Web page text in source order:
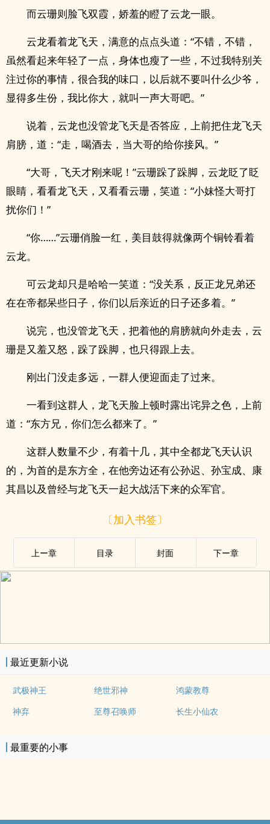
而云珊则脸飞双霞，娇羞的瞪了云龙一眼。
云龙看着龙飞天，满意的点点头道：“不错，不错，
虽然看起来年轻了一点，身体也瘦了一些，不过我特别关
注过你的事情，很合我的味口，以后就不要叫什么少爷，
显得多生份，我比你大，就叫一声大哥吧。”
说着，云龙也没管龙飞天是否答应，上前把住龙飞天
肩膀，道：“走，喝酒去，当大哥的给你接风。”
“大哥，飞天才刚来呢！”云珊跺了跺脚，云龙眨了眨
眼睛，看看龙飞天，又看看云珊，笑道：“小妹怪大哥打
扰你们！”
“你……”云珊俏脸一红，美目鼓得就像两个铜铃看着
云龙。
可云龙却只是哈哈一笑道：“没关系，反正龙兄弟还
在在帝都呆些日子，你们以后亲近的日子还多着。”
说完，也没管龙飞天，把着他的肩膀就向外走去，云
珊是又羞又怒，跺了跺脚，也只得跟上去。
刚出门没走多远，一群人便迎面走了过来。
一看到这群人，龙飞天脸上顿时露出诧异之色，上前
道：“东方兄，你们怎么都来了。”
这群人数量不少，有着十几，其中全都龙飞天认识
的，为首的是东方全，在他旁边还有公孙迟、孙宝成、康
其昌以及曾经与龙飞天一起大战活下来的众军官。
〔加入书签〕
上ー章 目录 封面 下ー章
最近更新小说
武极神王 绝世邪神
鸿蒙教尊
神弃
至尊召唤师 长生小仙农
最重要的小事